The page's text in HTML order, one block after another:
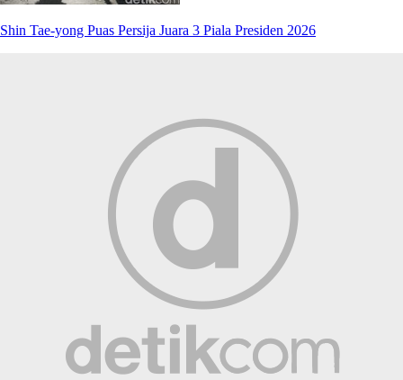
Shin Tae-yong Puas Persija Juara 3 Piala Presiden 2026